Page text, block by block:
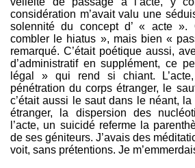
considération m’avait valu une
solennité du concept d’ « acte
combler le hiatus », mais bien «
remarqué. C’était poétique aussi,
d’administratif en supplément, ce
légal » qui rend si chiant.
pénétration du corps étranger, le
c’était aussi le saut dans le néant,
étranger, la dispersion des
l’acte, un suicidé referme la
de ses géniteurs. J’avais des
voit, sans prétentions. Je